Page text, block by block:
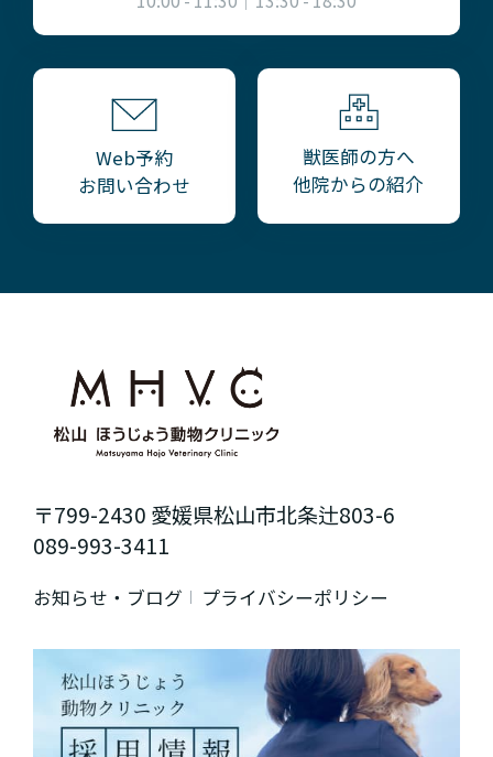
Web予約
お問い合わせ
獣医師の方へ
他院からの紹介
〒799-2430 愛媛県松山市北条辻803-6
089-993-3411
お知らせ・ブログ プライバシーポリシー